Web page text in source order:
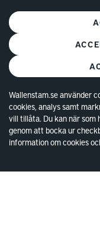
Wallenstam.se använder
cookies, analys samt
vill tillåta. Du kan när
genom att bocka ur
information om cookies